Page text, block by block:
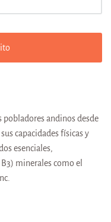
pobladores andinos desde
capacidades físicas y
esenciales,
minerales como el